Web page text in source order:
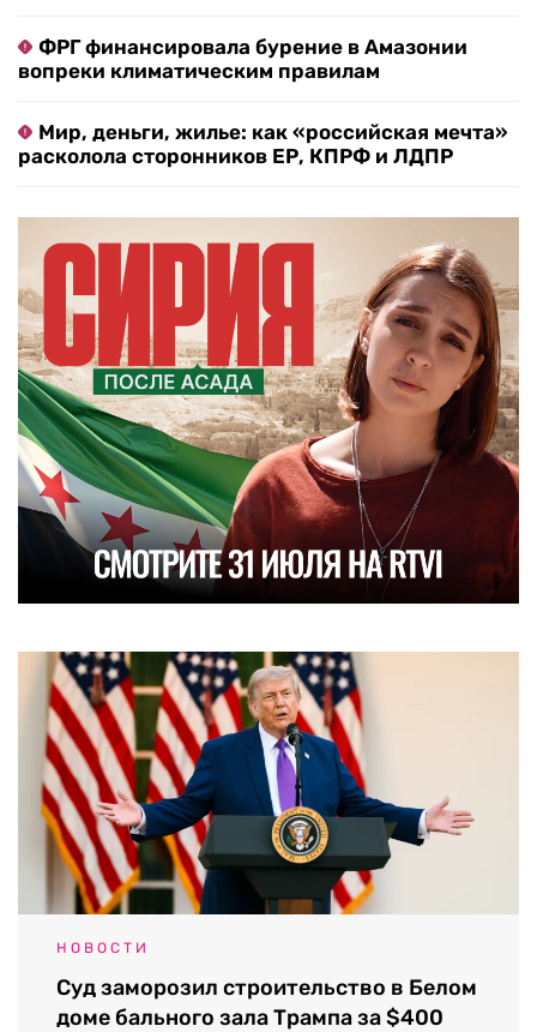
ФРГ финансировала бурение в Амазонии
вопреки климатическим правилам
Мир, деньги, жилье: как «российская мечта»
расколола сторонников ЕР, КПРФ и ЛДПР
НОВОСТИ
Суд заморозил строительство в Белом
доме бального зала Трампа за $400